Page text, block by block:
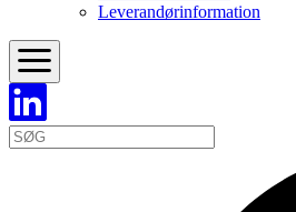
Leverandørinformation